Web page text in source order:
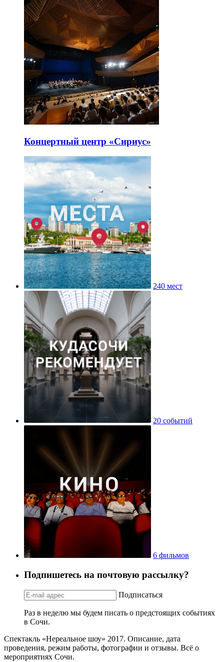
Концертный центр «Сириус»
240 мест
20 событий
6 фильмов
Подпишетесь на почтовую рассылку?
Подписаться
Раз в неделю мы будем писать о предстоящих событиях
в Сочи.
Спектакль «Нереальное шоу» 2017. Описание, дата
проведения, режим работы, фотографии и отзывы. Всё о
мероприятиях Сочи.